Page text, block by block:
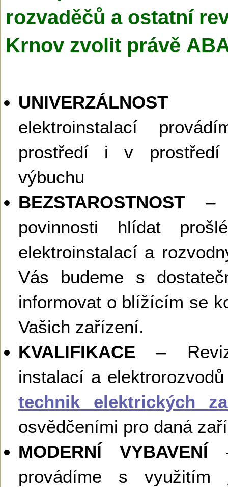
rozvaděčů a ostatní
Krnov zvolit právě
UNIVERZÁLNOST
elektroinstalací
prostředí i v prostředí
výbuchu
BEZSTAROSTNOST –
povinnosti hlídat
elektroinstalací a
Vás budeme s
informovat o blížícím se
Vašich zařízení.
KVALIFIKACE –
instalací a
technik elektrických
osvědčeními pro daná
MODERNÍ VYBAVENÍ
provádíme s využitím